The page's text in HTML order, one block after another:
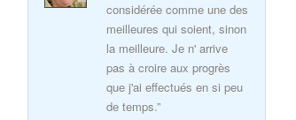
considérée comme une des
meilleures qui soient, sinon
la meilleure. Je n' arrive
pas à croire aux progrès
que j'ai effectués en si peu
de temps.”